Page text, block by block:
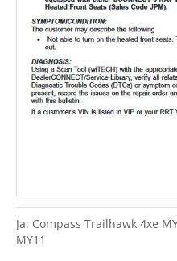
Ja: Compass Trailhawk 4xe
MY11